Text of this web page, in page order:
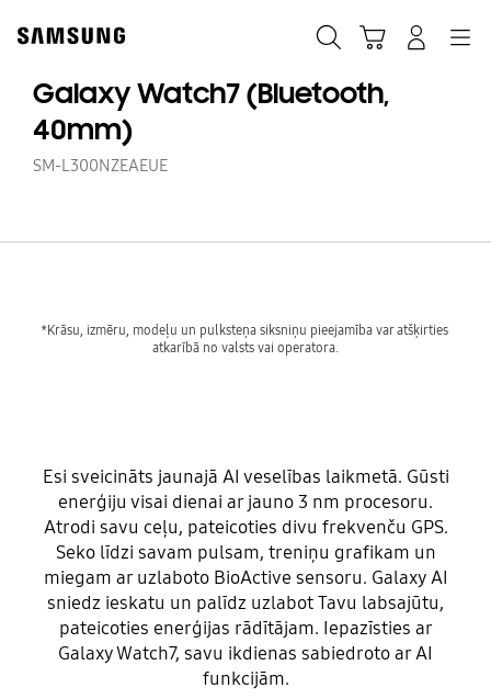
content
accessibility
Galaxy Watch7 (Bluetooth,
40mm)
SM-L300NZEAEUE
*Krāsu, izmēru, modeļu un pulksteņa siksniņu pieejamība var atšķirties
Esi sveicināts jaunajā AI veselības laikmetā. Gūsti
enerģiju visai dienai ar jauno 3 nm procesoru.
Atrodi savu ceļu, pateicoties divu frekvenču GPS.
Seko līdzi savam pulsam, treniņu grafikam un
miegam ar uzlaboto BioActive sensoru. Galaxy AI
sniedz ieskatu un palīdz uzlabot Tavu labsajūtu,
pateicoties enerģijas rādītājam. Iepazīsties ar
Galaxy Watch7, savu ikdienas sabiedroto ar AI
funkcijām.